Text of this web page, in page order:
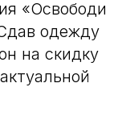
«Освободи
одежду
на скидку